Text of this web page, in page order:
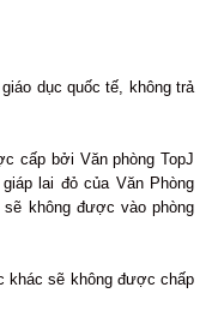
dục quốc tế, không trả
cấp bởi Văn phòng TopJ
lai đỏ của Văn Phòng
không được vào phòng
khác sẽ không được chấp